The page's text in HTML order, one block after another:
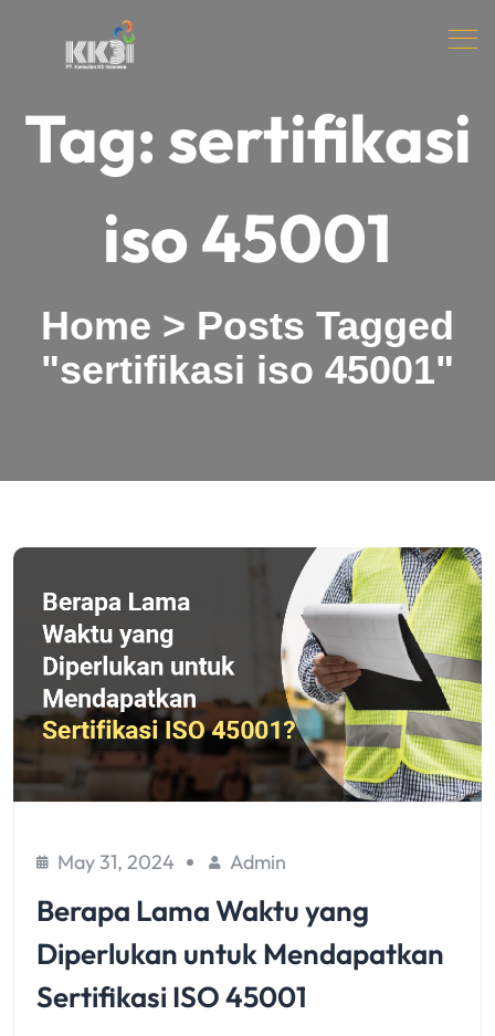
Tag:sertifikasi
iso 45001
Home > Posts Tagged
"sertifikasi iso 45001"
May 31, 2024 Admin
Berapa Lama Waktu yang
Diperlukan untuk Mendapatkan
Sertifikasi ISO 45001